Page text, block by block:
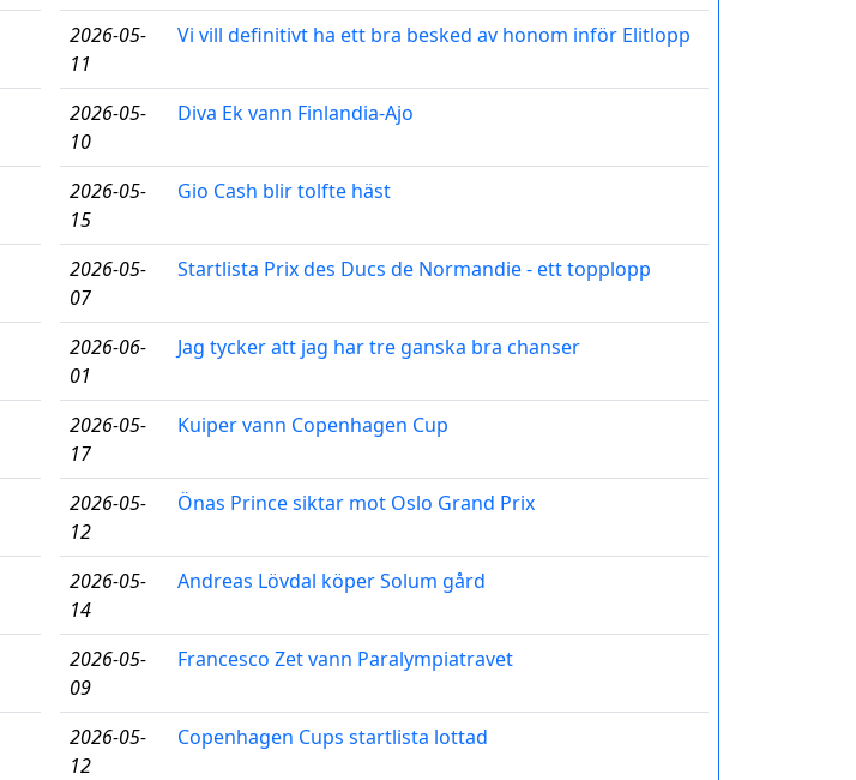
2026-05-
11
Vi vill definitivt ha ett bra besked av honom inför Elitlopp
2026-05-
10
Diva Ek vann Finlandia-Ajo
2026-05-
15
Gio Cash blir tolfte häst
2026-05-
07
Startlista Prix des Ducs de Normandie - ett topplopp
2026-06-
01
Jag tycker att jag har tre ganska bra chanser
2026-05-
17
Kuiper vann Copenhagen Cup
2026-05-
12
Önas Prince siktar mot Oslo Grand Prix
2026-05-
14
Andreas Lövdal köper Solum gård
2026-05-
09
Francesco Zet vann Paralympiatravet
2026-05-
12
Copenhagen Cups startlista lottad